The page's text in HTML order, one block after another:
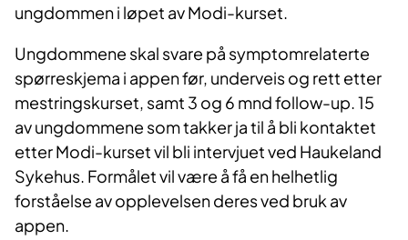
ungdommen i løpet av Modi-kurset.
Ungdommene skal svare på symptomrelaterte
spørreskjema i appen før, underveis og rett etter
mestringskurset, samt 3 og 6 mnd follow-up. 15
av ungdommene som takker ja til å bli kontaktet
etter Modi-kurset vil bli intervjuet ved Haukeland
Sykehus. Formålet vil være å få en helhetlig
forståelse av opplevelsen deres ved bruk av
appen.